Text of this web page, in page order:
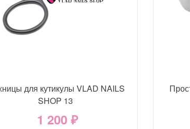
для кутикулы VLAD NAILS
SHOP 13
1 200 ₽